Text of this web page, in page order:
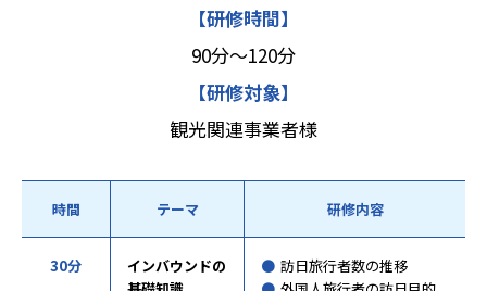
【研修時間】
90分〜120分
【研修対象】
観光関連事業者様
時間 テーマ 研修内容
30分
インバウンドの
訪日旅行者数の推移